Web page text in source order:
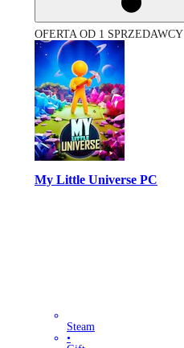
OFERTA OD 1 SPRZEDAWCY
My Little Universe PC
Steam
•